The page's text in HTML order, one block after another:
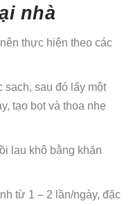
nhà
thực hiện theo các
sau đó lấy một
tạo bọt và thoa nhẹ
lau khô bằng khăn
từ 1 – 2 lần/ngày, đặc